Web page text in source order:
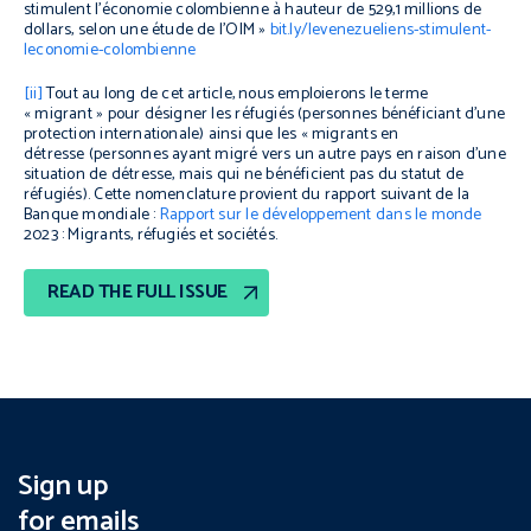
stimulent l’économie colombienne à hauteur de 529,1 millions de
dollars, selon une étude de l’OIM» bit.ly/levenezueliens-stimulent-
leconomie-colombienne
[ii]Tout au long de cet article, nous emploierons le terme
« migrant » pour désigner les réfugiés (personnes bénéficiant d’une
protection internationale) ainsi que les « migrants en
détresse (personnes ayant migré vers un autre pays en raison d’une
situation de détresse, mais qui ne bénéficient pas du statut de
réfugiés). Cette nomenclature provient du rapport suivant de la
Banque mondiale :Rapport sur le développement dans le monde
2023 : Migrants, réfugiés et sociétés.
READ THE FULL ISSUE
Sign up